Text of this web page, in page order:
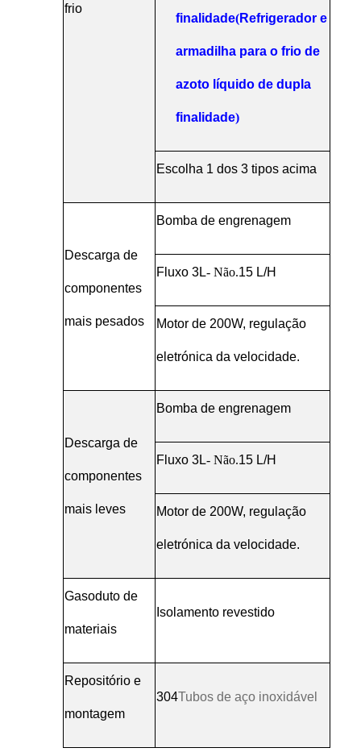
frio
finalidade(Refrigerador e
armadilha para o frio de
azoto líquido de dupla
finalidade)
Escolha 1 dos 3 tipos acima
Descarga de
componentes
mais pesados
Bomba de engrenagem
Fluxo 3L- Não.15 L/H
Motor de 200W, regulação
eletrónica da velocidade.
Descarga de
componentes
mais leves
Bomba de engrenagem
Fluxo 3L- Não.15 L/H
Motor de 200W, regulação
eletrónica da velocidade.
Gasoduto de
materiais
Isolamento revestido
Repositório e
montagem
304Tubos de aço inoxidável